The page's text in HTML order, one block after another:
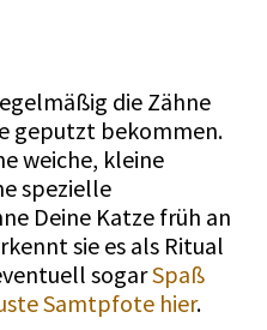
die Zähne
geputzt bekommen.
weiche, kleine
spezielle
Deine Katze früh an
sie es als Ritual
sogarSpaß
Samtpfote hier.